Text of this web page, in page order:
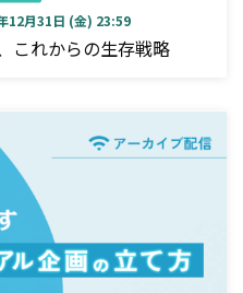
12月31日 (金) 23:59
これからの生存戦略